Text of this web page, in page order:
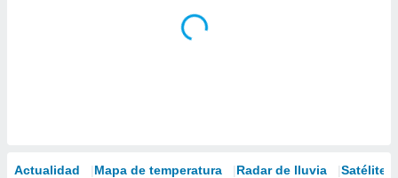
Actualidad Mapa de temperatura Radar de lluvia Satélites